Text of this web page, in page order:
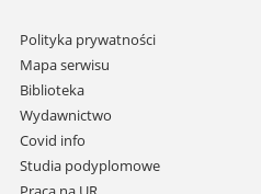
Pomiń
nawigację
i
przejdź
do
treści
Polityka prywatności
Mapa serwisu
Biblioteka
Wydawnictwo
Covid info
Studia podyplomowe